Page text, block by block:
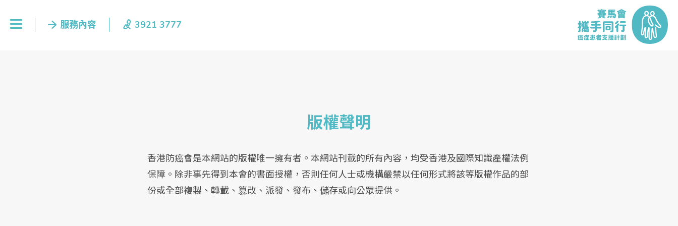
版權聲明
香港防癌會是本網站的版權唯一擁有者。本網站刊載的所有內容，均受香港及國際知識產權法例
保障。除非事先得到本會的書面授權，否則任何人士或機構嚴禁以任何形式將該等版權作品的部
份或全部複製、轉載、篡改、派發、發布、儲存或向公眾提供。